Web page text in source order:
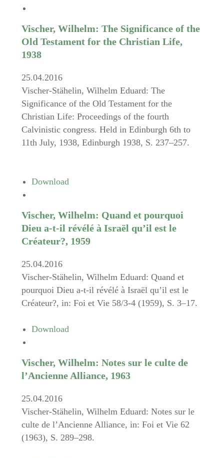
Vischer, Wilhelm: The Significance of the
Old Testament for the Christian Life,
1938
25.04.2016
Vischer-Stähelin, Wilhelm Eduard: The
Significance of the Old Testament for the
Christian Life: Proceedings of the fourth
Calvinistic congress. Held in Edinburgh 6th to
11th July, 1938, Edinburgh 1938, S. 237–257.
Download
Vischer, Wilhelm: Quand et pourquoi
Dieu a-t-il révélé à Israël qu’il est le
Créateur?, 1959
25.04.2016
Vischer-Stähelin, Wilhelm Eduard: Quand et
pourquoi Dieu a-t-il révélé à Israël qu’il est le
Créateur?, in: Foi et Vie 58/3-4 (1959), S. 3–17.
Download
Vischer, Wilhelm: Notes sur le culte de
l’Ancienne Alliance, 1963
25.04.2016
Vischer-Stähelin, Wilhelm Eduard: Notes sur le
culte de l’Ancienne Alliance, in: Foi et Vie 62
(1963), S. 289–298.